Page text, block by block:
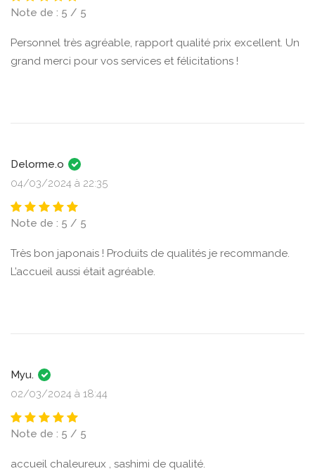
Note de : 5 / 5
Personnel très agréable, rapport qualité prix excellent. Un
grand merci pour vos services et félicitations !
Delorme.o
04/03/2024 à 22:35
Note de : 5 / 5
Très bon japonais ! Produits de qualités je recommande.
L’accueil aussi était agréable.
Myu.
02/03/2024 à 18:44
Note de : 5 / 5
accueil chaleureux , sashimi de qualité.